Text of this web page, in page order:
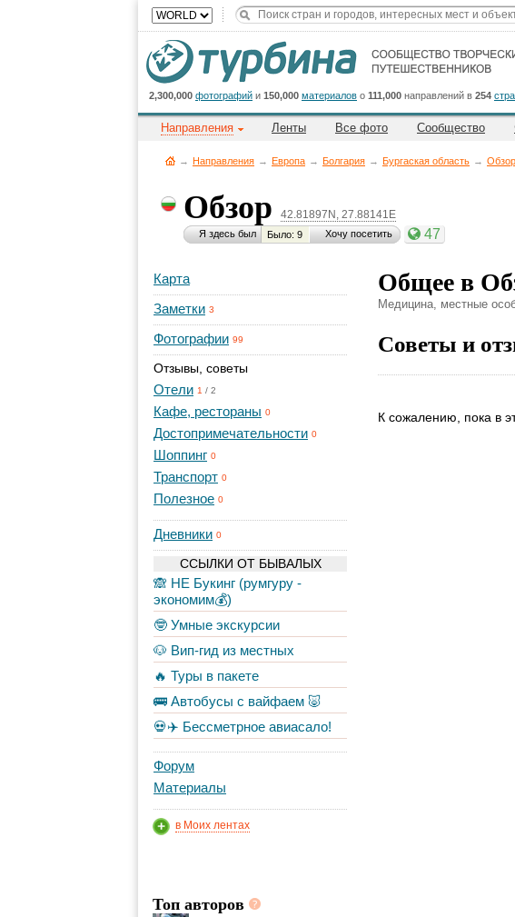
2,300,000 фотографий и 150,000 материалов о 111,000 направлений в 254
Направления Ленты Все фото Сообщество
→ Направления → Европа → Болгария → Бургаская область → Обзор
Обзор 42.81897N, 27.88141E
Я здесь был Было: 9 Хочу посетить 47
Карта
Заметки 3
Фотографии 99
Отзывы, советы
Отели 1 / 2
Кафе, рестораны 0
Достопримечательности 0
Шоппинг 0
Транспорт 0
Полезное 0
Дневники 0
ССЫЛКИ ОТ БЫВАЛЫХ
🙈 НЕ Букинг (румгуру -
экономим💰)
🤓 Умные экскурсии
🐶 Вип-гид из местных
🔥 Туры в пакете
🚌 Автобусы с вайфаем 🐷
💀✈️ Бессметрное авиасало!
Форум
Материалы
в Моих лентах
Топ авторов
Общее в
Медицина, местные
Советы и
К сожалению, пока в